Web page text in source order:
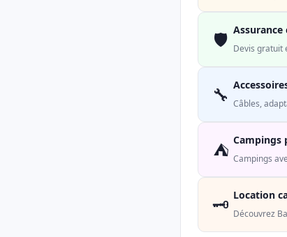
🛡️ Devis gratuit
🔧 Câbles,
⛺ Campings
Campings
🗝️ Location
Découvrez